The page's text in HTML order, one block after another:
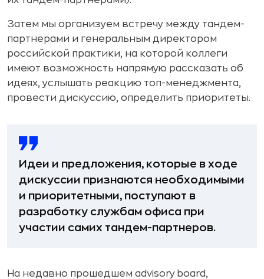
Затем мы организуем встречу между тандем-
партнерами и генеральным директором
российской практики, на которой коллеги
имеют возможность напрямую рассказать об
идеях, услышать реакцию топ-менеджмента,
провести дискуссию, определить приоритеты.
Идеи и предложения, которые в ходе
дискуссии признаются необходимыми
и приоритетными, поступают в
разработку службам офиса при
участии самих тандем-партнеров.
На недавно прошедшем advisory board,